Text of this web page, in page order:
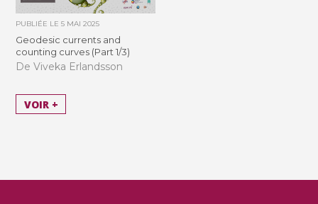
PUBLIÉE LE5 MAI 2025
Geodesic currents and
counting curves (Part 1/3)
De Viveka Erlandsson
VOIR +